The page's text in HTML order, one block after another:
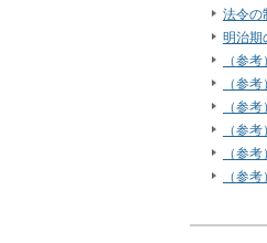
法令の
明治期
（参
（参
（参
（参
（参
（参